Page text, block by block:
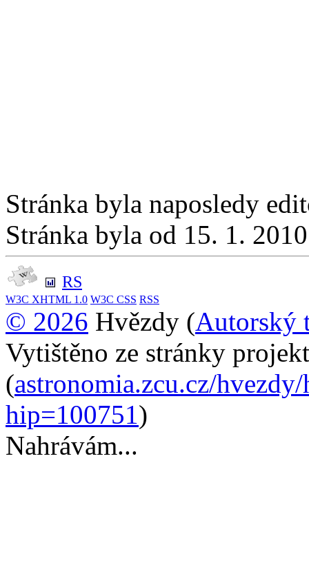
Stránka byla naposledy
Stránka byla od 15. 1.
RS
W3C XHTML 1.0 W3C CSS RSS
© 2026 Hvězdy (Autorský
Vytištěno ze stránky
(astronomia.zcu.cz/
hip=100751)
Nahrávám...